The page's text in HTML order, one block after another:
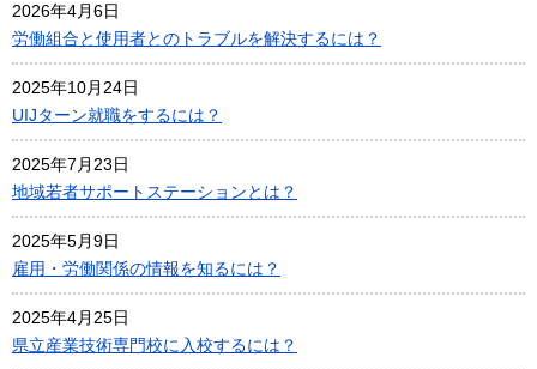
2026年4月6日
労働組合と使用者とのトラブルを解決するには？
2025年10月24日
UIJターン就職をするには？
2025年7月23日
地域若者サポートステーションとは？
2025年5月9日
雇用・労働関係の情報を知るには？
2025年4月25日
県立産業技術専門校に入校するには？